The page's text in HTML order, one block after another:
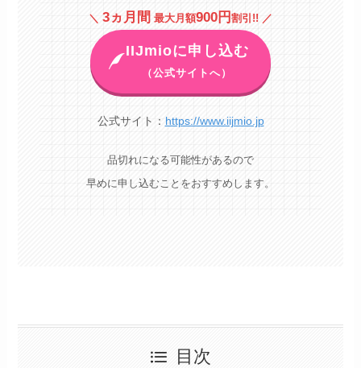
＼ 3ヵ月間 最大月額900円 割引!! ／
IIJmioに申し込む
（公式サイトへ）
公式サイト： https://www.iijmio.jp
品切れになる可能性があるので
早めに申し込むことをおすすめします。
目次